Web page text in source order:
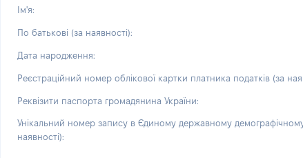
Ім'я:
По батькові (за наявності):
Дата народження:
Реєстраційний номер облікової картки платника податків (за
Реквізити паспорта громадянина України:
Унікальний номер запису в Єдиному державному демографічному
наявності):